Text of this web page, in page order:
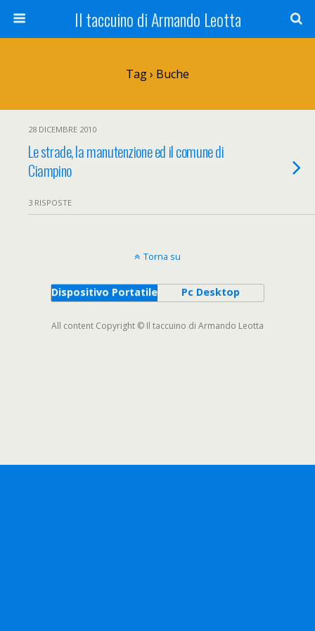
Il taccuino di Armando Leotta
Tag › Buche
28 DICEMBRE 2010
Le strade, la manutenzione ed il comune di
Ciampino
3 RISPOSTE
Torna su
Dispositivo Portatile Pc Desktop
All content Copyright © Il taccuino di Armando Leotta